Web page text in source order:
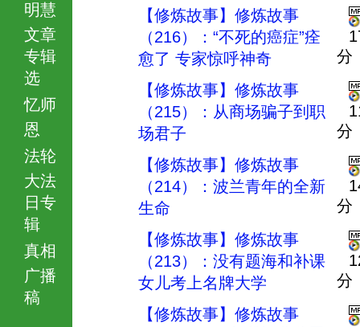
明慧
文章
专辑
选
忆师
恩
法轮
大法
日专
辑
真相
广播
稿
【修炼故事】修炼故事
（216）：“不死的癌症”痊
愈了 专家惊呼神奇
分
【修炼故事】修炼故事
（215）：从商场骗子到职
场君子
分
【修炼故事】修炼故事
（214）：波兰青年的全新
生命
分
【修炼故事】修炼故事
（213）：没有题海和补课
女儿考上名牌大学
分
【修炼故事】修炼故事